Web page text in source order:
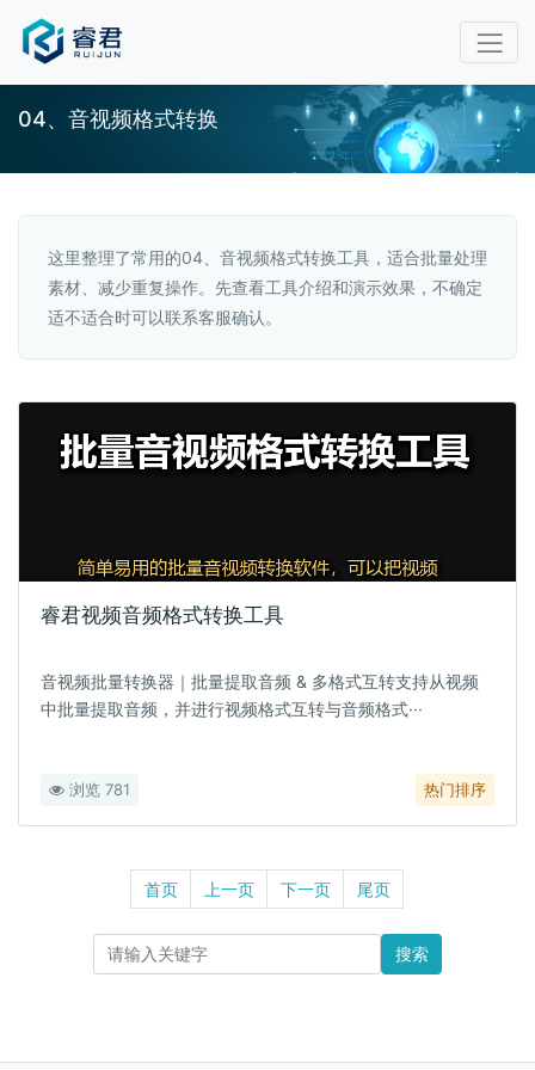
04、音视频格式转换
这里整理了常用的04、音视频格式转换工具，适合批量处理
素材、减少重复操作。先查看工具介绍和演示效果，不确定
适不适合时可以联系客服确认。
睿君视频音频格式转换工具
音视频批量转换器｜批量提取音频 & 多格式互转支持从视频
中批量提取音频，并进行视频格式互转与音频格式···
浏览 781 热门排序
首页 上一页 下一页 尾页
搜索